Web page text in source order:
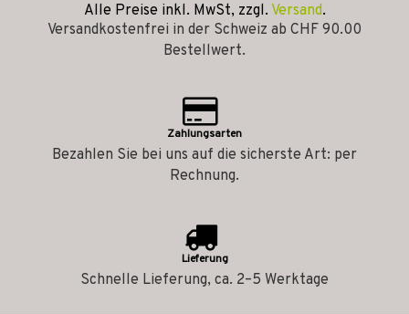
Alle Preise inkl. MwSt, zzgl. Versand.
Versandkostenfrei in der Schweiz ab CHF 90.00
Bestellwert.
Zahlungsarten
Bezahlen Sie bei uns auf die sicherste Art: per
Rechnung.
Lieferung
Schnelle Lieferung, ca. 2–5 Werktage